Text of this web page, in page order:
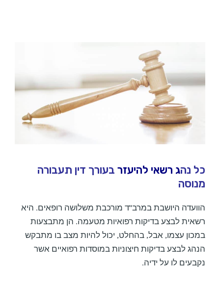
כל נהג רשאי להיעזר בעורך דין תעבורה
מנוסה
הוועדה היושבת במרב"ד מורכבת משלושה רופאים. היא
רשאית לבצע בדיקות רפואיות מטעמה. הן מתבצעות
במכון עצמו, אבל, בהחלט, יכול להיות מצב בו מתבקש
הנהג לבצע בדיקות חיצוניות במוסדות רפואיים אשר
נקבעים לו על ידיה.